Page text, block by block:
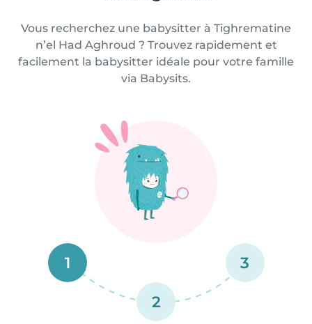
Vous recherchez une babysitter à Tighrematine
n’el Had Aghroud ? Trouvez rapidement et
facilement la babysitter idéale pour votre famille
via Babysits.
1
2
3